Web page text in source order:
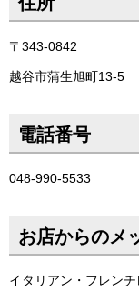
〒343-0842
越谷市蒲生旭町13-5
電話番号
048-990-5533
お店からのメ
イタリアン・フレンチ